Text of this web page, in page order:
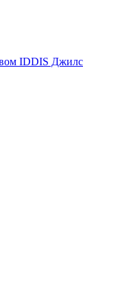
IDDIS Джилс